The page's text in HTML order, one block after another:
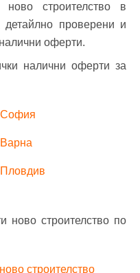
строителство в
проверени и
оферти.
налични оферти за
София
ново строителство по
строителство